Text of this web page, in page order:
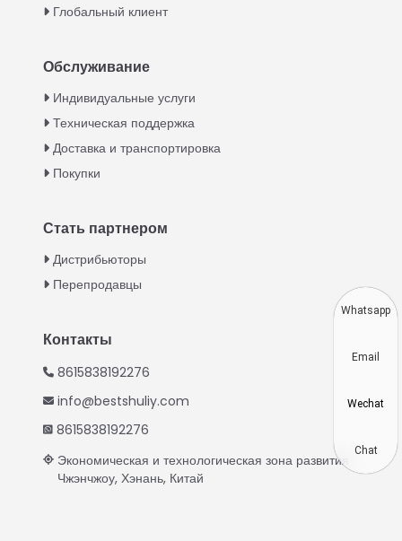
Глобальный клиент
Обслуживание
Индивидуальные услуги
Техническая поддержка
Доставка и транспортировка
Покупки
Стать партнером
Дистрибьюторы
Перепродавцы
Контакты
8615838192276
info@bestshuliy.com
8615838192276
Экономическая и технологическая зона развития
Чжэнчжоу, Хэнань, Китай
Vietnamese
Whatsapp
Email
Wechat
Chat